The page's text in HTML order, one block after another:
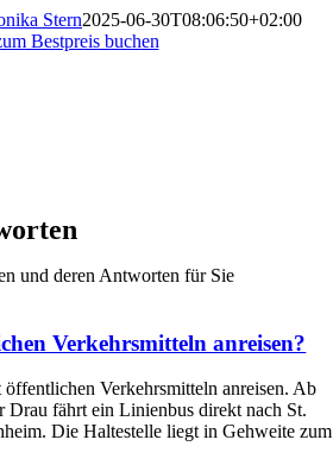
Bestpreis buchen
Stern2025-06-30T08:06:50+02:00
und deren Antworten für Sie
Verkehrsmitteln anreisen?
öffentlichen Verkehrsmitteln anreisen. Ab
Drau fährt ein Linienbus direkt nach St.
Die Haltestelle liegt in Gehweite zum